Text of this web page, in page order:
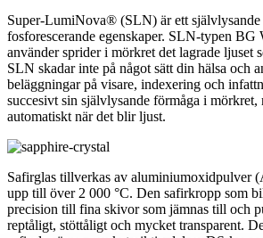
Super-LumiNova® (SLN) är ett självlysande
fosforescerande egenskaper. SLN-typen BG
använder sprider i mörkret det lagrade ljuset
SLN skadar inte på något sätt din hälsa och
beläggningar på visare, indexering och
succesivt sin självlysande förmåga i mörkret,
automatiskt när det blir ljust.
Safirglas tillverkas av aluminiumoxidpulver
upp till över 2 000 °C. Den safirkropp som
precision till fina skivor som jämnas till och
reptåligt, stöttåligt och mycket transparent.